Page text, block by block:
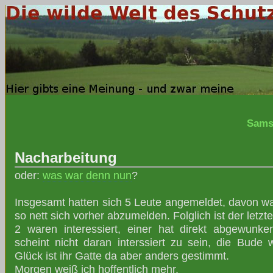
Nacharbeitung
oder: was war denn nun?
Insgesamt hatten sich 5 Leute angemeldet, davon
so nett sich vorher abzumelden. Folglich ist der
2 waren interessiert, einer hat direkt
scheint nicht daran interssiert zu sein, die Bude
Glück ist ihr Gatte da aber anders gestimmt.
Morgen weiß ich hoffentlich mehr.